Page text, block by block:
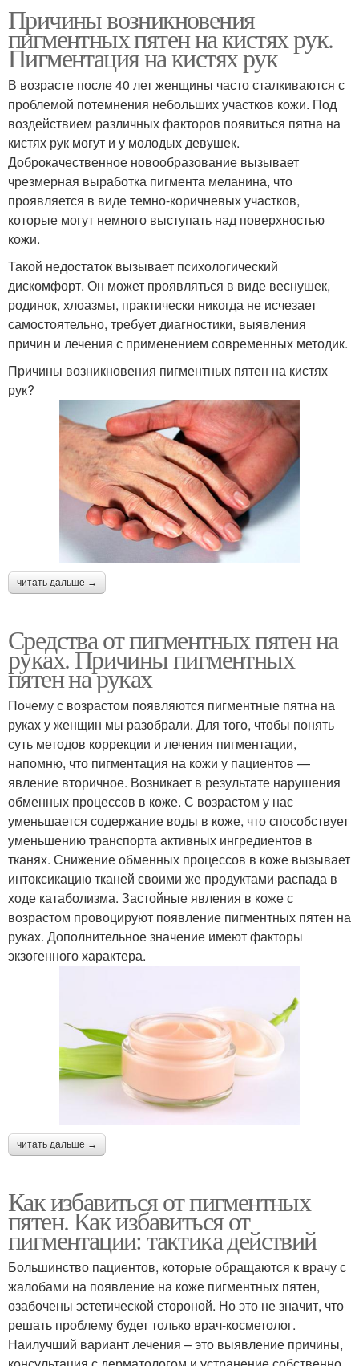
Причины возникновения
пигментных пятен на кистях рук.
Пигментация на кистях рук
В возрасте после 40 лет женщины часто сталкиваются с
проблемой потемнения небольших участков кожи. Под
воздействием различных факторов появиться пятна на
кистях рук могут и у молодых девушек.
Доброкачественное новообразование вызывает
чрезмерная выработка пигмента меланина, что
проявляется в виде темно-коричневых участков,
которые могут немного выступать над поверхностью
кожи.
Такой недостаток вызывает психологический
дискомфорт. Он может проявляться в виде веснушек,
родинок, хлоазмы, практически никогда не исчезает
самостоятельно, требует диагностики, выявления
причин и лечения с применением современных методик.
Причины возникновения пигментных пятен на кистях
рук?
читать дальше →
Средства от пигментных пятен на
руках. Причины пигментных
пятен на руках
Почему с возрастом появляются пигментные пятна на
руках у женщин мы разобрали. Для того, чтобы понять
суть методов коррекции и лечения пигментации,
напомню, что пигментация на кожи у пациентов —
явление вторичное. Возникает в результате нарушения
обменных процессов в коже. С возрастом у нас
уменьшается содержание воды в коже, что способствует
уменьшению транспорта активных ингредиентов в
тканях. Снижение обменных процессов в коже вызывает
интоксикацию тканей своими же продуктами распада в
ходе катаболизма. Застойные явления в коже с
возрастом провоцируют появление пигментных пятен на
руках. Дополнительное значение имеют факторы
экзогенного характера.
читать дальше →
Как избавиться от пигментных
пятен. Как избавиться от
пигментации: тактика действий
Большинство пациентов, которые обращаются к врачу с
жалобами на появление на коже пигментных пятен,
озабочены эстетической стороной. Но это не значит, что
решать проблему будет только врач-косметолог.
Наилучший вариант лечения – это выявление причины,